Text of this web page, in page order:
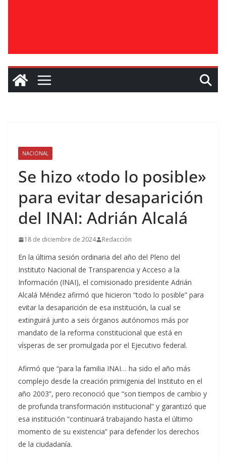
NACIONAL
Se hizo «todo lo posible»
para evitar desaparición
del INAI: Adrián Alcalá
18 de diciembre de 2024 Redacción
En la última sesión ordinaria del año del Pleno del
Instituto Nacional de Transparencia y Acceso a la
Información (INAI), el comisionado presidente Adrián
Alcalá Méndez afirmó que hicieron “todo lo posible” para
evitar la desaparición de esa institución, la cual se
extinguirá junto a seis órganos autónomos más por
mandato de la reforma constitucional que está en
vísperas de ser promulgada por el Ejecutivo federal.
Afirmó que “para la familia INAI… ha sido el año más
complejo desde la creación primigenia del Instituto en el
año 2003”, pero reconoció que “son tiempos de cambio y
de profunda transformación institucional” y garantizó que
esa institución “continuará trabajando hasta el último
momento de su existencia” para defender los derechos
de la ciudadanía.